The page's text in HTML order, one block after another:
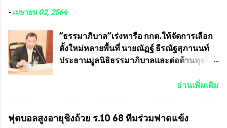
ได้รับการผลิตในประเทศลดการนำเข้าโดยเด็ด
ประเทศได้ โดยทีมทนายความและทีม
งา...
หลวงพ่อคูณ มีการจัดสร้างไว้มากมายหลาย
การบรรจุพระเครื่องหลวงพ่อพัฒน์ ให้มีการ
ประกวดแบบถาวรบ้าง ก็คงจะมีการคัดเลือก
เพียงบางรุ่นเช่นกัน เนื่องจากพระเครื่องหลวง
เดียวกับพระเครื่องหลวงพ่อคูณ ซึ่งท่านนายก
คุณสมบัติชัดเจนดังนี้ 1.)พระทุกองค์จะต้อง
-เมษายน 02, 2564
“ธรรมาภิบาล”เร่งหารือ กกต.ให้จัดการเลือก
ตั้งใหม่หลายพื้นที่ นายณัฏฐ์ ธีรณัฐสุภานนท์
ประธานมูลนิธิธรรมาภิบาลและต่อต้านทุจริต
สมาชิกสภาเทศบาลทั่วประเทศเมื่อวันที่ 28
ทำความผิดกฎหมายการเลือกตั้ง นายณัฏฐ์ ธีร
อ่านเพิ่มเติม
ฟุตบอลสูงอายุชิงถ้วย ร.10 68 ทีมร่วมฟาดแข้ง